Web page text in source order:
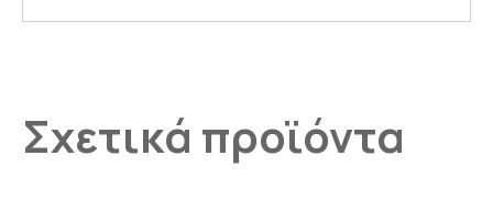
Σχετικά προϊόντα